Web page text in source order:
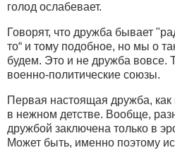
голод ослабевает.
Говорят, что дружба бывает
то“ и тому подобное, но мы о
будем. Это и не дружба вовсе.
военно-политические союзы.
Первая настоящая дружба, как
в нежном детстве. Вообще,
дружбой заключена только в
Может быть, именно поэтому